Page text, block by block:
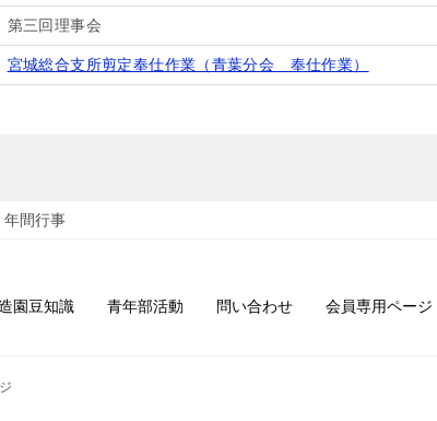
第三回理事会
宮城総合支所剪定奉仕作業（青葉分会 奉仕作業）
年間行事
園豆知識 青年部活動 問い合わせ 会員専用ページ